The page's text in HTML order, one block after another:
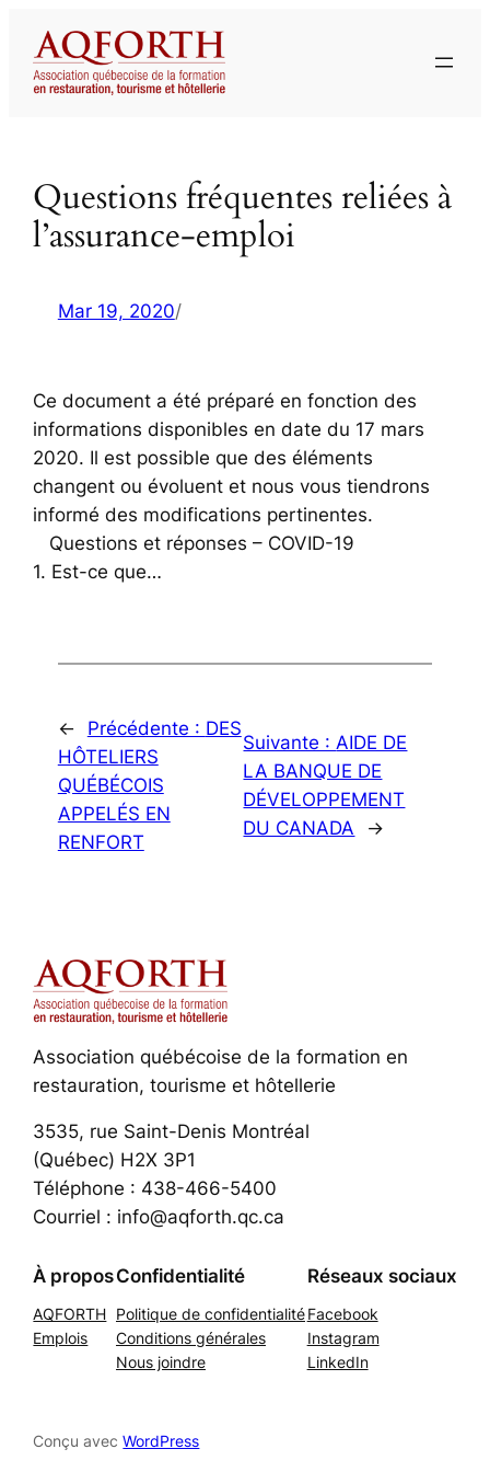
contenu
Questions fréquentes reliées à
l’assurance-emploi
Mar 19, 2020/
Ce document a été préparé en fonction des
informations disponibles en date du 17 mars
2020. Il est possible que des éléments
changent ou évoluent et nous vous tiendrons
informé des modifications pertinentes.
Questions et réponses – COVID-19
1. Est-ce que…
← Précédente : DES
HÔTELIERS
QUÉBÉCOIS
APPELÉS EN
RENFORT
Suivante : AIDE DE
LA BANQUE DE
DÉVELOPPEMENT
DU CANADA
→
Association québécoise de la formation en
restauration, tourisme et hôtellerie
3535, rue Saint-Denis Montréal
(Québec) H2X 3P1
Téléphone : 438-466-5400
Courriel : info@aqforth.qc.ca
À propos
AQFORTH
Emplois
Confidentialité
Politique de confidentialité
Conditions générales
Nous joindre
Réseaux sociaux
Facebook
Instagram
LinkedIn
Conçu avecWordPress